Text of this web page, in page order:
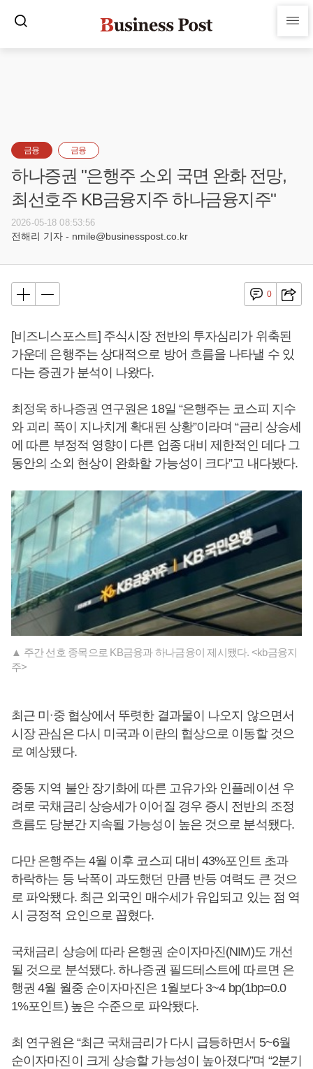
금융 금융
하나증권 "은행주 소외 국면 완화 전망,
최선호주 KB금융지주 하나금융지주"
2026-05-18 08:53:56
전해리 기자 - nmile@businesspost.co.kr
0
[비즈니스포스트] 주식시장 전반의 투자심리가 위축된
가운데 은행주는 상대적으로 방어 흐름을 나타낼 수 있
다는 증권가 분석이 나왔다.
최정욱 하나증권 연구원은 18일 “은행주는 코스피 지수
와 괴리 폭이 지나치게 확대된 상황”이라며 “금리 상승세
에 따른 부정적 영향이 다른 업종 대비 제한적인 데다 그
동안의 소외 현상이 완화할 가능성이 크다”고 내다봤다.
▲ 주간 선호 종목으로 KB금융과 하나금융이 제시됐다. <kb금융지
주>
최근 미ᐧ중 협상에서 뚜렷한 결과물이 나오지 않으면서
시장 관심은 다시 미국과 이란의 협상으로 이동할 것으
로 예상됐다.
중동 지역 불안 장기화에 따른 고유가와 인플레이션 우
려로 국채금리 상승세가 이어질 경우 증시 전반의 조정
흐름도 당분간 지속될 가능성이 높은 것으로 분석됐다.
다만 은행주는 4월 이후 코스피 대비 43%포인트 초과
하락하는 등 낙폭이 과도했던 만큼 반등 여력도 큰 것으
로 파악됐다. 최근 외국인 매수세가 유입되고 있는 점 역
시 긍정적 요인으로 꼽혔다.
국채금리 상승에 따라 은행권 순이자마진(NIM)도 개선
될 것으로 분석됐다. 하나증권 필드테스트에 따르면 은
행권 4월 월중 순이자마진은 1월보다 3~4 bp(1bp=0.0
1%포인트) 높은 수준으로 파악됐다.
최 연구원은 “최근 국채금리가 다시 급등하면서 5~6월
순이자마진이 크게 상승할 가능성이 높아졌다”며 “2분기